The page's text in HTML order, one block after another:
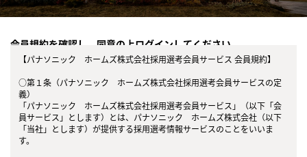
会員規約を確認し、同意の上ログインしてください。
【パナソニック ホームズ株式会社採用選考会員サービス 会員規約】
○第１条（パナソニック ホームズ株式会社採用選考会員サービスの定
義）
「パナソニック ホームズ株式会社採用選考会員サービス」（以下「会
員サービス」とします）とは、パナソニック ホームズ株式会社（以下
「当社」とします）が提供する採用選考情報サービスのことをいいま
す。